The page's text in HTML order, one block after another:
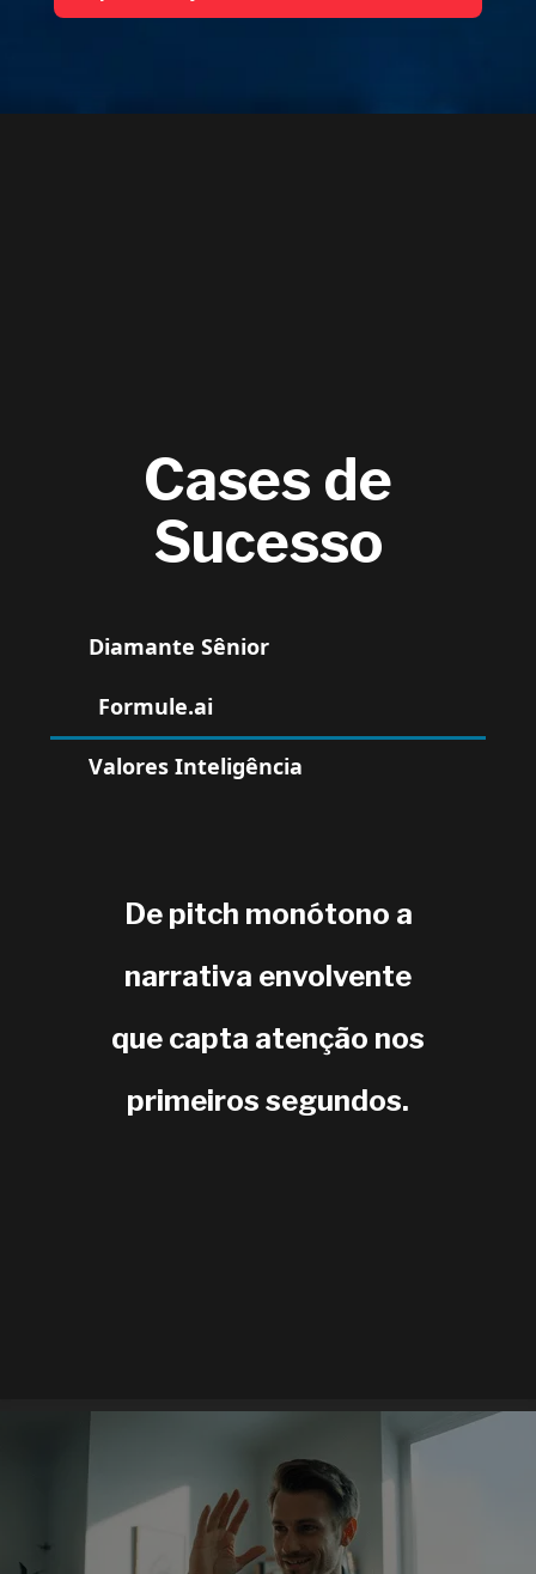
Cases de
Sucesso
Diamante Sênior
Formule.ai
Valores Inteligência
De pitch monótono a
narrativa envolvente
que capta atenção nos
primeiros segundos.